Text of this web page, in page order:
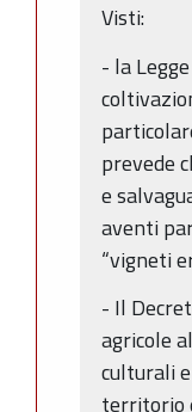
Visti:
- la
prevede
e
aventi
“vigneti
- Il
agricole
culturali
territorio